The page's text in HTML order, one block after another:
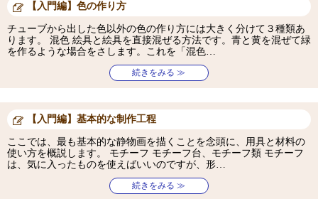
【入門編】色の作り方
チューブから出した色以外の色の作り方には大きく分けて３種類あ
ります。 混色 絵具と絵具を直接混ぜる方法です。青と黄を混ぜて緑
を作るような場合をさします。これを「混色…
続きをみる ≫
【入門編】基本的な制作工程
ここでは、最も基本的な静物画を描くことを念頭に、用具と材料の
使い方を概説します。 モチーフ モチーフ台、モチーフ類 モチーフ
は、気に入ったものを使えばいいのですが、形…
続きをみる ≫